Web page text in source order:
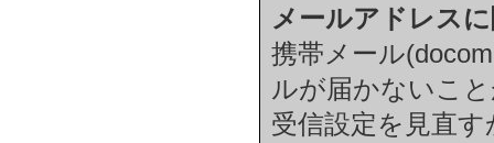
メールアドレス
携帯メール
ルが届かないこ
受信設定を見直